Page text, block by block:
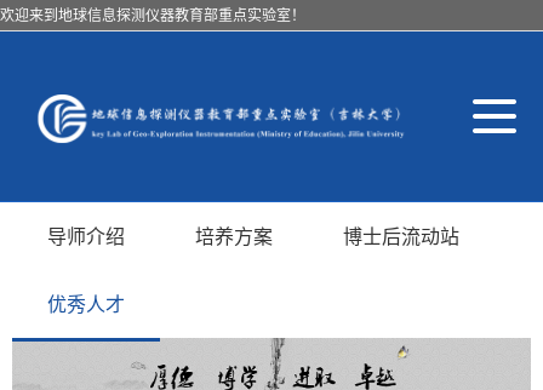
欢迎来到地球信息探测仪器教育部重点实验室！
导
航
换
导师介绍
培养方案 博士后流动站
优秀人才